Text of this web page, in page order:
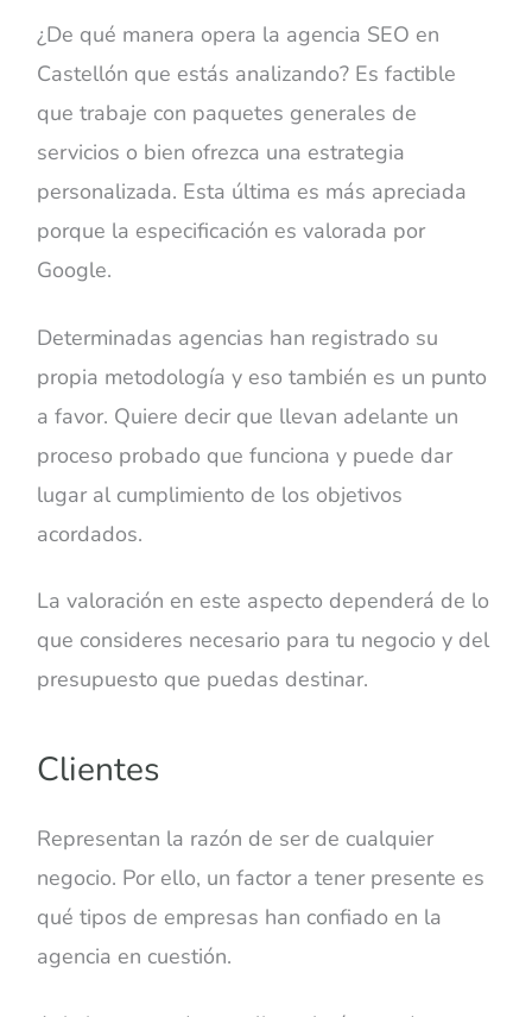
¿De qué manera opera la agencia SEO en
Castellón que estás analizando? Es factible
que trabaje con paquetes generales de
servicios o bien ofrezca una estrategia
personalizada. Esta última es más apreciada
porque la especificación es valorada por
Google.
Determinadas agencias han registrado su
propia metodología y eso también es un punto
a favor. Quiere decir que llevan adelante un
proceso probado que funciona y puede dar
lugar al cumplimiento de los objetivos
acordados.
La valoración en este aspecto dependerá de lo
que consideres necesario para tu negocio y del
presupuesto que puedas destinar.
Clientes
Representan la razón de ser de cualquier
negocio. Por ello, un factor a tener presente es
qué tipos de empresas han confiado en la
agencia en cuestión.